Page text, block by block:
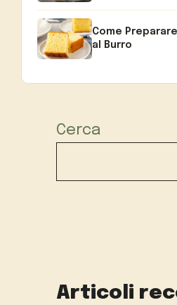
Come
al Burro
Cerca
Articoli